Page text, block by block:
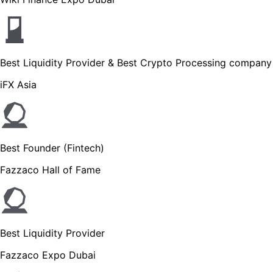
Best Liquidity Provider & Best Crypto Processing company
iFX Asia
Best Founder (Fintech)
Fazzaco Hall of Fame
Best Liquidity Provider
Fazzaco Expo Dubai